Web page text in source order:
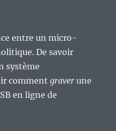
entre un micro-
De savoir
système
commentgraver une
en ligne de